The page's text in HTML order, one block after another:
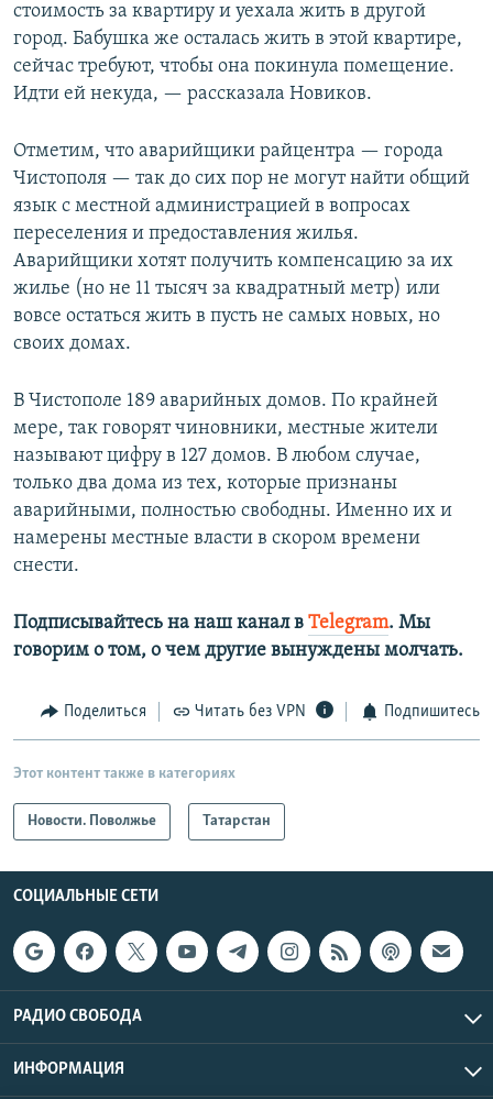
стоимость за квартиру и уехала жить в другой
город. Бабушка же осталась жить в этой квартире,
сейчас требуют, чтобы она покинула помещение.
Идти ей некуда, — рассказала Новиков.
Отметим, что аварийщики райцентра — города
Чистополя — так до сих пор не могут найти общий
язык с местной администрацией в вопросах
переселения и предоставления жилья.
Аварийщики хотят получить компенсацию за их
жилье (но не 11 тысяч за квадратный метр) или
вовсе остаться жить в пусть не самых новых, но
своих домах.
В Чистополе 189 аварийных домов. По крайней
мере, так говорят чиновники, местные жители
называют цифру в 127 домов. В любом случае,
только два дома из тех, которые признаны
аварийными, полностью свободны. Именно их и
намерены местные власти в скором времени
снести.
Подписывайтесь на наш канал в Telegram. Мы
говорим о том, о чем другие вынуждены молчать.
Поделиться Читать без VPN Подпишитесь
Этот контент также в категориях
Новости. Поволжье Татарстан
СОЦИАЛЬНЫЕ СЕТИ
РАДИО СВОБОДА
ИНФОРМАЦИЯ